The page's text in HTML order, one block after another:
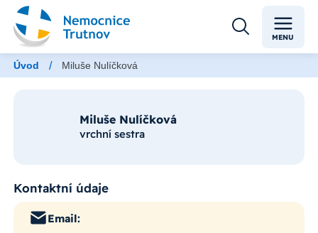
MENU
Úvod / Miluše Nulíčková
Miluše Nulíčková
vrchní sestra
Kontaktní údaje
Email: